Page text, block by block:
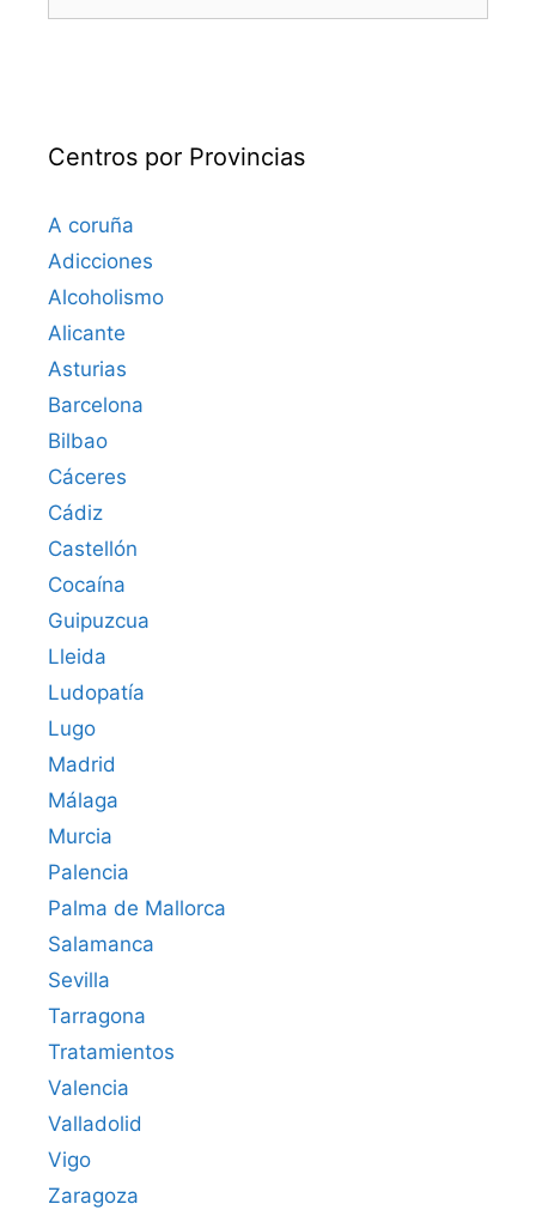
Centros por Provincias
A coruña
Adicciones
Alcoholismo
Alicante
Asturias
Barcelona
Bilbao
Cáceres‎
Cádiz
Castellón
Cocaína
Guipuzcua
Lleida
Ludopatía
Lugo
Madrid
Málaga
Murcia
Palencia
Palma de Mallorca
Salamanca
Sevilla
Tarragona
Tratamientos
Valencia
Valladolid
Vigo
Zaragoza